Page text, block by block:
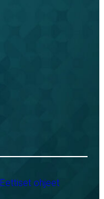
Eettiset ohjeet